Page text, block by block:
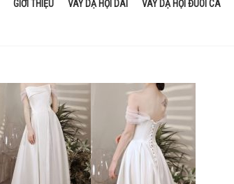
GIỚI THIỆU VÁY DẠ HỘI DÀI VÁY DẠ HỘI ĐUÔI CÁ